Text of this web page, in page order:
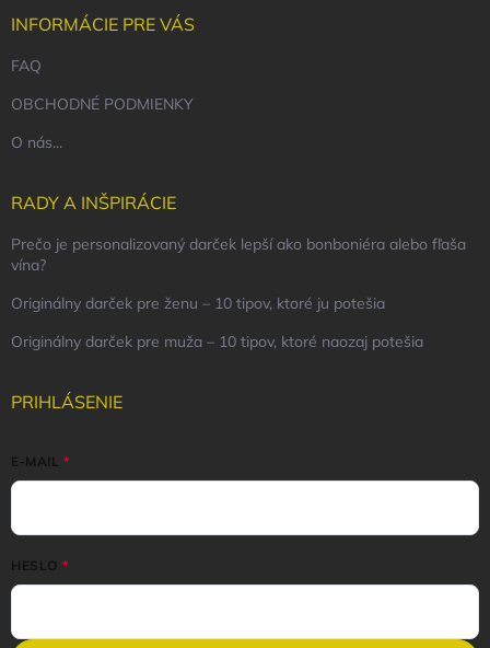
INFORMÁCIE PRE VÁS
FAQ
OBCHODNÉ PODMIENKY
O nás...
RADY A INŠPIRÁCIE
Prečo je personalizovaný darček lepší ako bonboniéra alebo fľaša
vína?
Originálny darček pre ženu – 10 tipov, ktoré ju potešia
Originálny darček pre muža – 10 tipov, ktoré naozaj potešia
PRIHLÁSENIE
E-MAIL
HESLO